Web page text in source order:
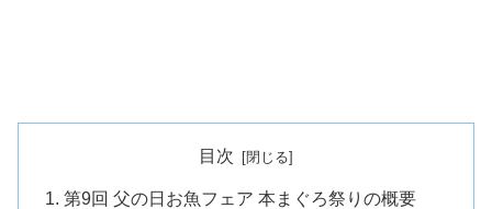
目次
第9回 父の日お魚フェア 本まぐろ祭りの概要